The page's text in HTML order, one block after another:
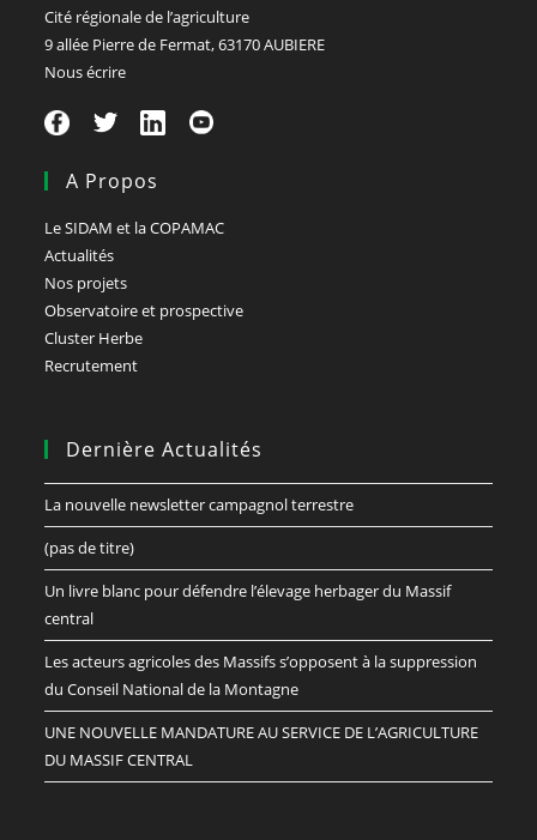
Cité régionale de l’agriculture
9 allée Pierre de Fermat, 63170 AUBIERE
Nous écrire
A Propos
Le SIDAM et la COPAMAC
Actualités
Nos projets
Observatoire et prospective
Cluster Herbe
Recrutement
Dernière Actualités
La nouvelle newsletter campagnol terrestre
(pas de titre)
Un livre blanc pour défendre l’élevage herbager du Massif
central
Les acteurs agricoles des Massifs s’opposent à la suppression
du Conseil National de la Montagne
UNE NOUVELLE MANDATURE AU SERVICE DE L’AGRICULTURE
DU MASSIF CENTRAL